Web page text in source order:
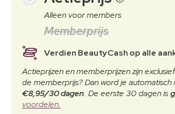
Alleen voor members
Memberprijs
Verdien BeautyCash op alle
Actieprijzen en memberprijzen zijn
de memberprijs? Dan word je
€8,95/30 dagen. De eerste 30 dagen is
voordelen.